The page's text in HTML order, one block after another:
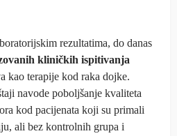
rezultatima, do danas
kliničkih ispitivanja
kao terapije kod raka dojke.
navode poboljšanje kvaliteta
kod pacijenata koji su primali
ali bez kontrolnih grupa i